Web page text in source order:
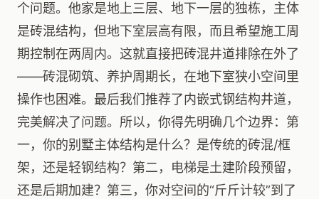
个问题。他家是地上三层、地下一层的独栋，主体
是砖混结构，但地下室层高有限，而且希望施工周
期控制在两周内。这就直接把砖混井道排除在外了
——砖混砌筑、养护周期长，在地下室狭小空间里
操作也困难。最后我们推荐了内嵌式钢结构井道，
完美解决了问题。所以，你得先明确几个边界：第
一，你的别墅主体结构是什么？是传统的砖混/框
架，还是轻钢结构？第二，电梯是土建阶段预留，
还是后期加建？第三，你对空间的“斤斤计较”到了